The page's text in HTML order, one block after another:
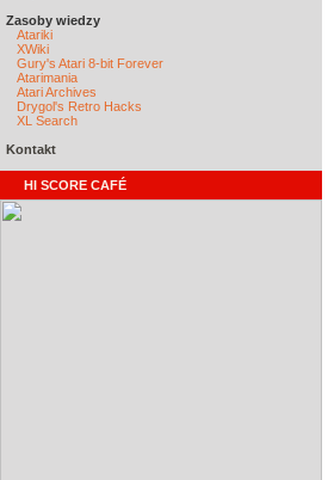
Zasoby wiedzy
Atariki
XWiki
Gury's Atari 8-bit Forever
Atarimania
Atari Archives
Drygol's Retro Hacks
XL Search
Kontakt
HI SCORE CAFÉ